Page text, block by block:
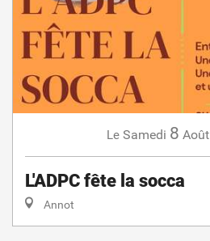
Le Samedi 8 Août
L'ADPC fête la socca
Annot